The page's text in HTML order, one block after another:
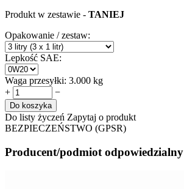
Produkt w zestawie - TANIEJ
Opakowanie / zestaw:
Lepkość SAE:
Waga przesyłki: 3.000 kg
+
−
Do koszyka
Do listy życzeń Zapytaj o produkt
BEZPIECZEŃSTWO (GPSR)
Producent/podmiot odpowiedzialny